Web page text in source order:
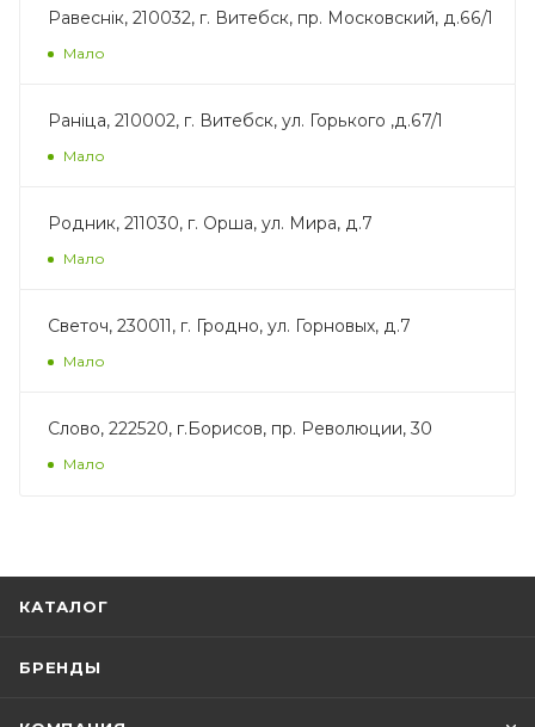
Равеснік, 210032, г. Витебск, пр. Московский, д.66/1
Мало
Ранiца, 210002, г. Витебск, ул. Горького ,д.67/1
Мало
Родник, 211030, г. Орша, ул. Мира, д.7
Мало
Светоч, 230011, г. Гродно, ул. Горновых, д.7
Мало
Слово, 222520, г.Борисов, пр. Революции, 30
Мало
КАТАЛОГ
БРЕНДЫ